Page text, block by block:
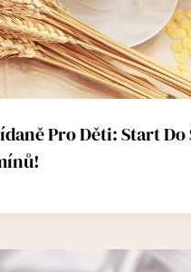
Pro Děti: Start